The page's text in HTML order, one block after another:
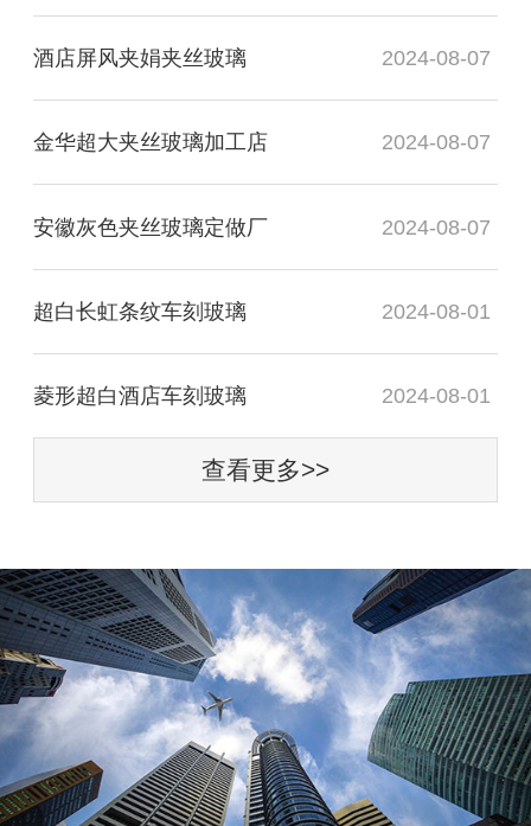
酒店屏风夹娟夹丝玻璃 2024-08-07
金华超大夹丝玻璃加工店 2024-08-07
安徽灰色夹丝玻璃定做厂 2024-08-07
超白长虹条纹车刻玻璃 2024-08-01
菱形超白酒店车刻玻璃 2024-08-01
查看更多>>